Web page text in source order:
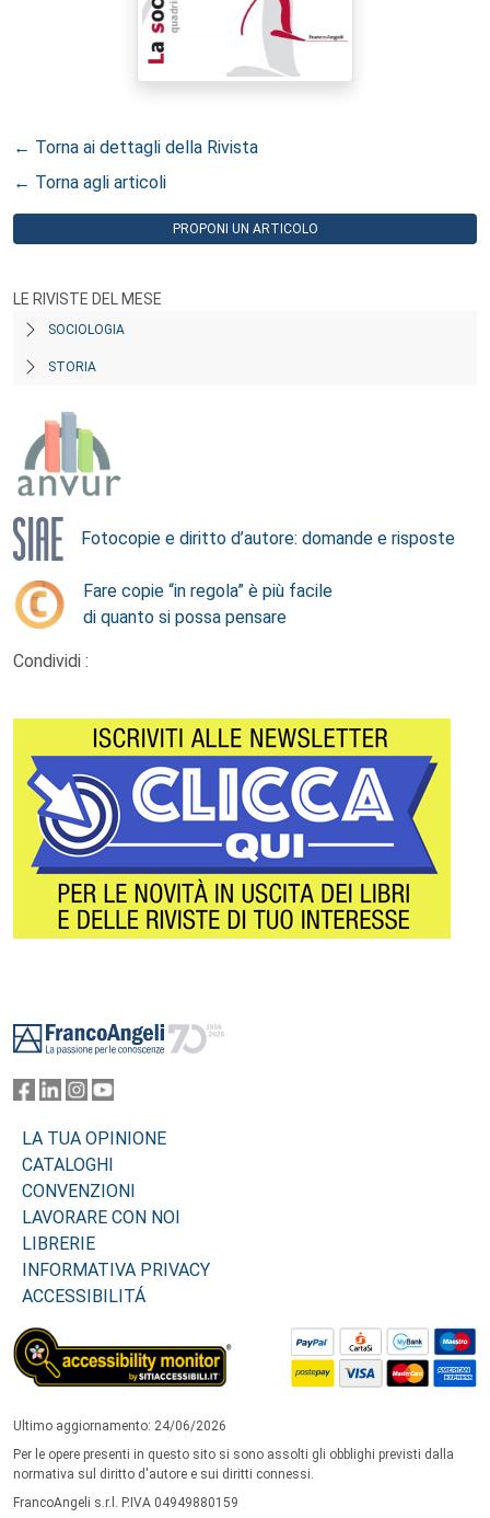
← Torna ai dettagli della Rivista
← Torna agli articoli
PROPONI UN ARTICOLO
LE RIVISTE DEL MESE
SOCIOLOGIA
STORIA
Fotocopie e diritto d’autore: domande e risposte
Fare copie “in regola” è più facile
di quanto si possa pensare
Condividi :
LA TUA OPINIONE
CATALOGHI
CONVENZIONI
LAVORARE CON NOI
LIBRERIE
INFORMATIVA PRIVACY
ACCESSIBILITÁ
Ultimo aggiornamento: 24/06/2026
Per le opere presenti in questo sito si sono assolti gli obblighi previsti dalla
normativa sul diritto d'autore e sui diritti connessi.
FrancoAngeli s.r.l. P.IVA 04949880159